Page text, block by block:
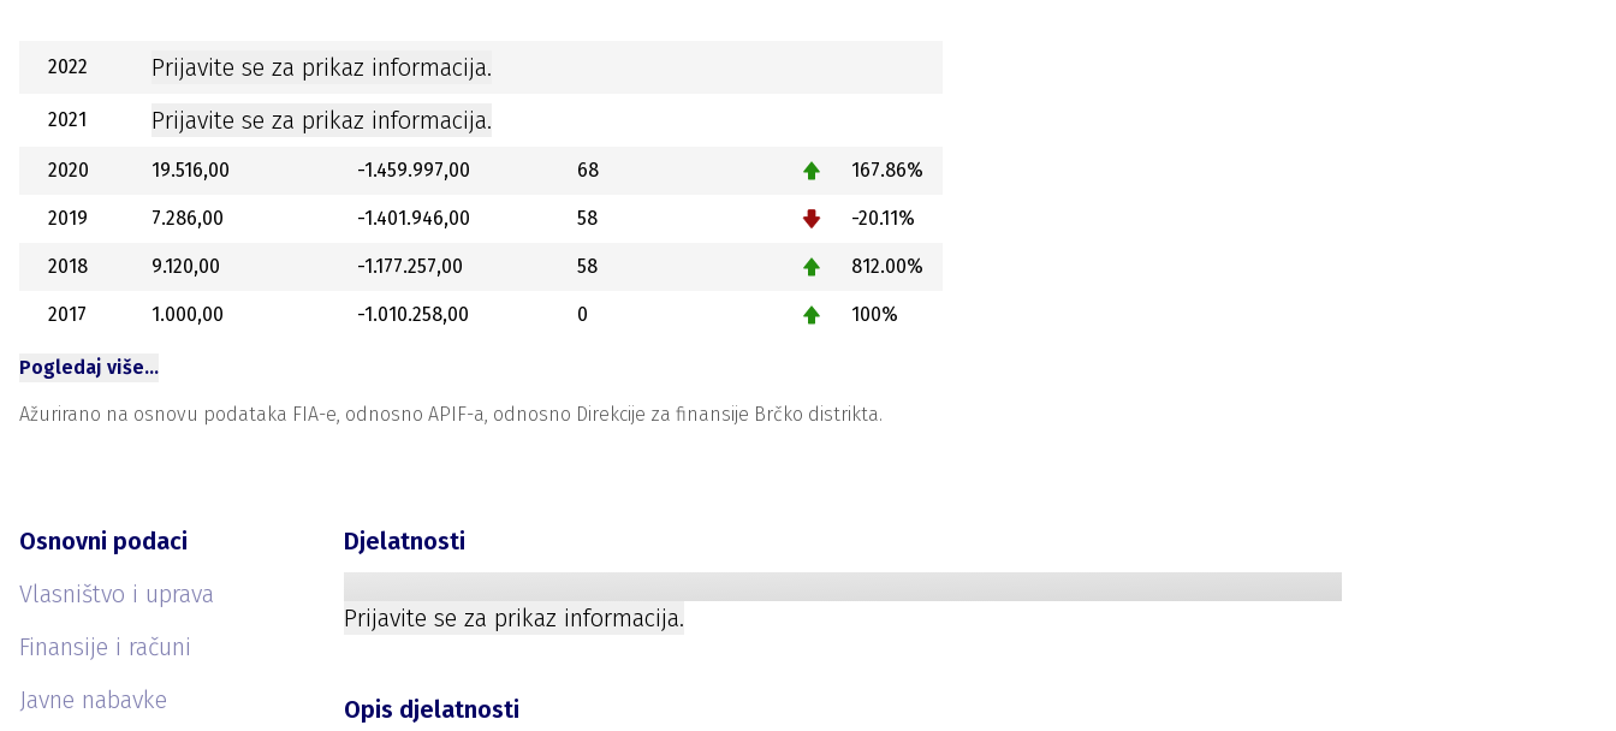
2022 Prijavite se za prikaz informacija.
2021 Prijavite se za prikaz informacija.
2020 19.516,00 -1.459.997,00 68 167.86%
2019 7.286,00 -1.401.946,00 58 -20.11%
2018 9.120,00 -1.177.257,00 58 812.00%
2017 1.000,00 -1.010.258,00 0 100%
Pogledaj više…
Ažurirano na osnovu podataka FIA-e, odnosno APIF-a, odnosno Direkcije za finansije Brčko distrikta.
Osnovni podaci
Vlasništvo i uprava
Finansije i računi
Javne nabavke
Djelatnosti
Prijavite se za prikaz informacija.
Opis djelatnosti